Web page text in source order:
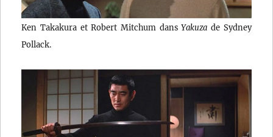
Ken Takakura et Robert Mitchum dansYakuza de Sydney
Pollack.